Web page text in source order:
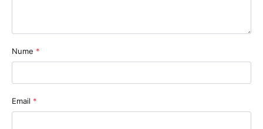
Nume *
Email *